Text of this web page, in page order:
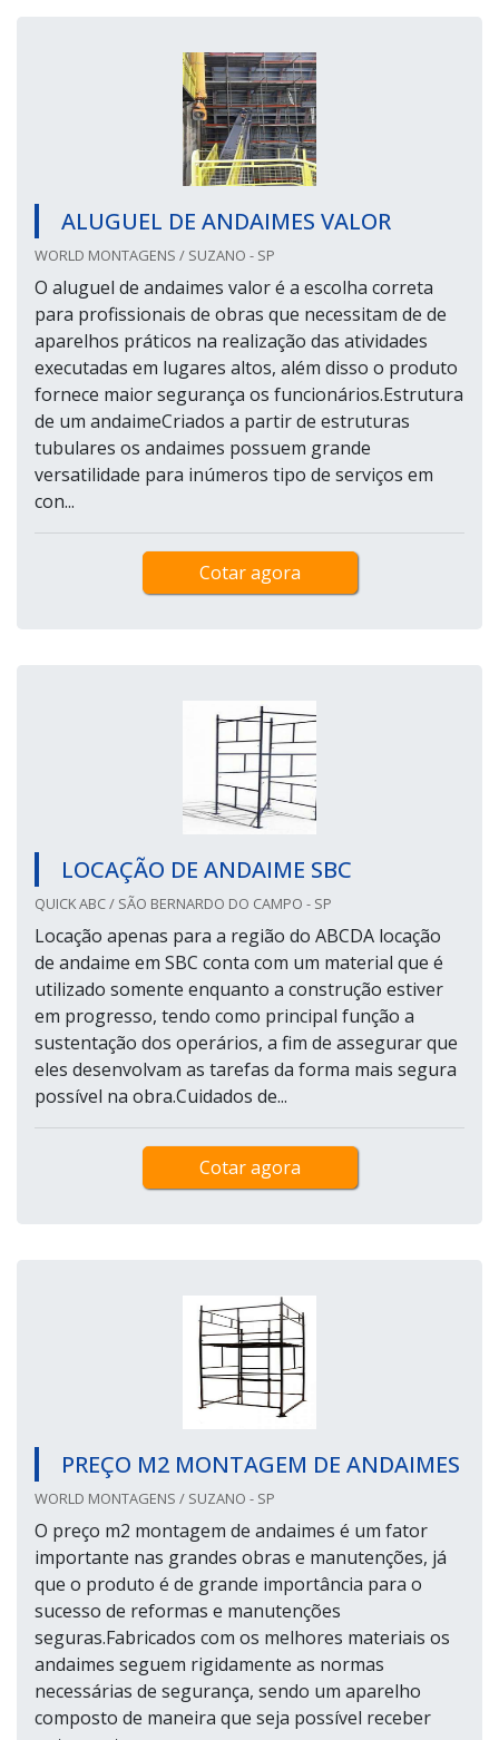
ALUGUEL DE ANDAIMES VALOR
WORLD MONTAGENS / SUZANO - SP
O aluguel de andaimes valor é a escolha correta
para profissionais de obras que necessitam de de
aparelhos práticos na realização das atividades
executadas em lugares altos, além disso o produto
fornece maior segurança os funcionários.Estrutura
de um andaimeCriados a partir de estruturas
tubulares os andaimes possuem grande
versatilidade para inúmeros tipo de serviços em
con...
Cotar agora
LOCAÇÃO DE ANDAIME SBC
QUICK ABC / SÃO BERNARDO DO CAMPO - SP
Locação apenas para a região do ABCDA locação
de andaime em SBC conta com um material que é
utilizado somente enquanto a construção estiver
em progresso, tendo como principal função a
sustentação dos operários, a fim de assegurar que
eles desenvolvam as tarefas da forma mais segura
possível na obra.Cuidados de...
Cotar agora
PREÇO M2 MONTAGEM DE ANDAIMES
WORLD MONTAGENS / SUZANO - SP
O preço m2 montagem de andaimes é um fator
importante nas grandes obras e manutenções, já
que o produto é de grande importância para o
sucesso de reformas e manutenções
seguras.Fabricados com os melhores materiais os
andaimes seguem rigidamente as normas
necessárias de segurança, sendo um aparelho
composto de maneira que seja possível receber